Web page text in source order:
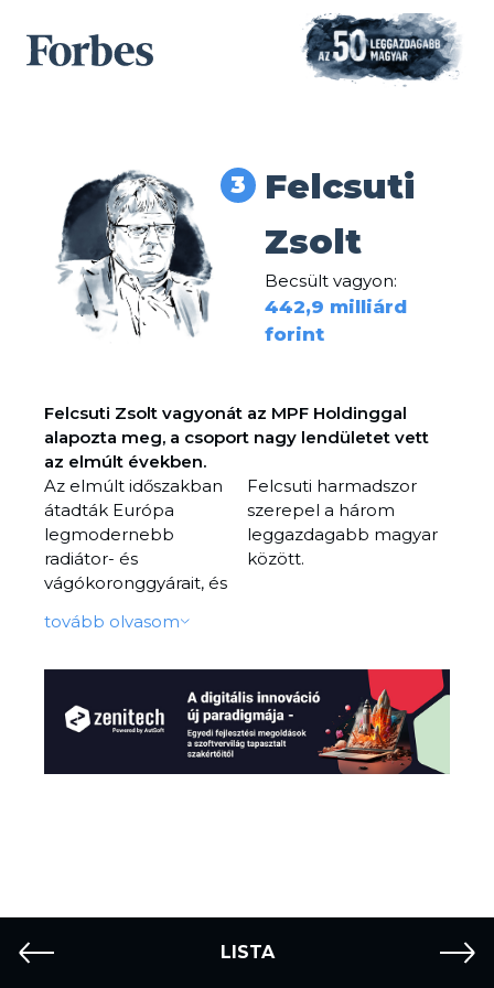
3
Felcsuti
Zsolt
Becsült vagyon:
442,9 milliárd
forint
Felcsuti Zsolt vagyonát az MPF Holdinggal
alapozta meg, a csoport nagy lendületet vett
az elmúlt években.
Az elmúlt időszakban
átadták Európa
legmodernebb
radiátor- és
vágókoronggyárait, és
hőszivattyúgyár építését
tovább olvasom
Felcsuti harmadszor
szerepel a három
leggazdagabb magyar
között.
LISTA